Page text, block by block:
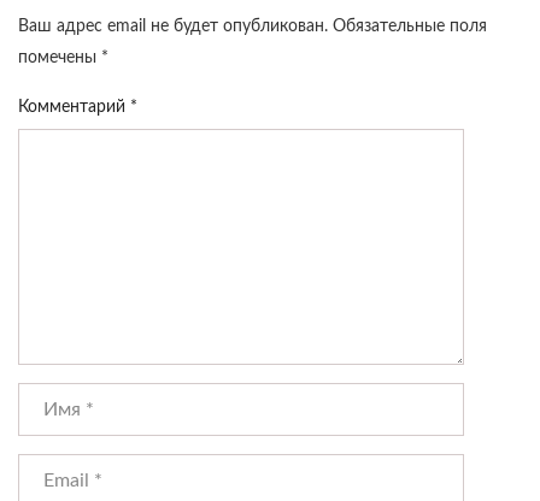
Ваш адрес email не будет опубликован. Обязательные поля
помечены *
Комментарий *